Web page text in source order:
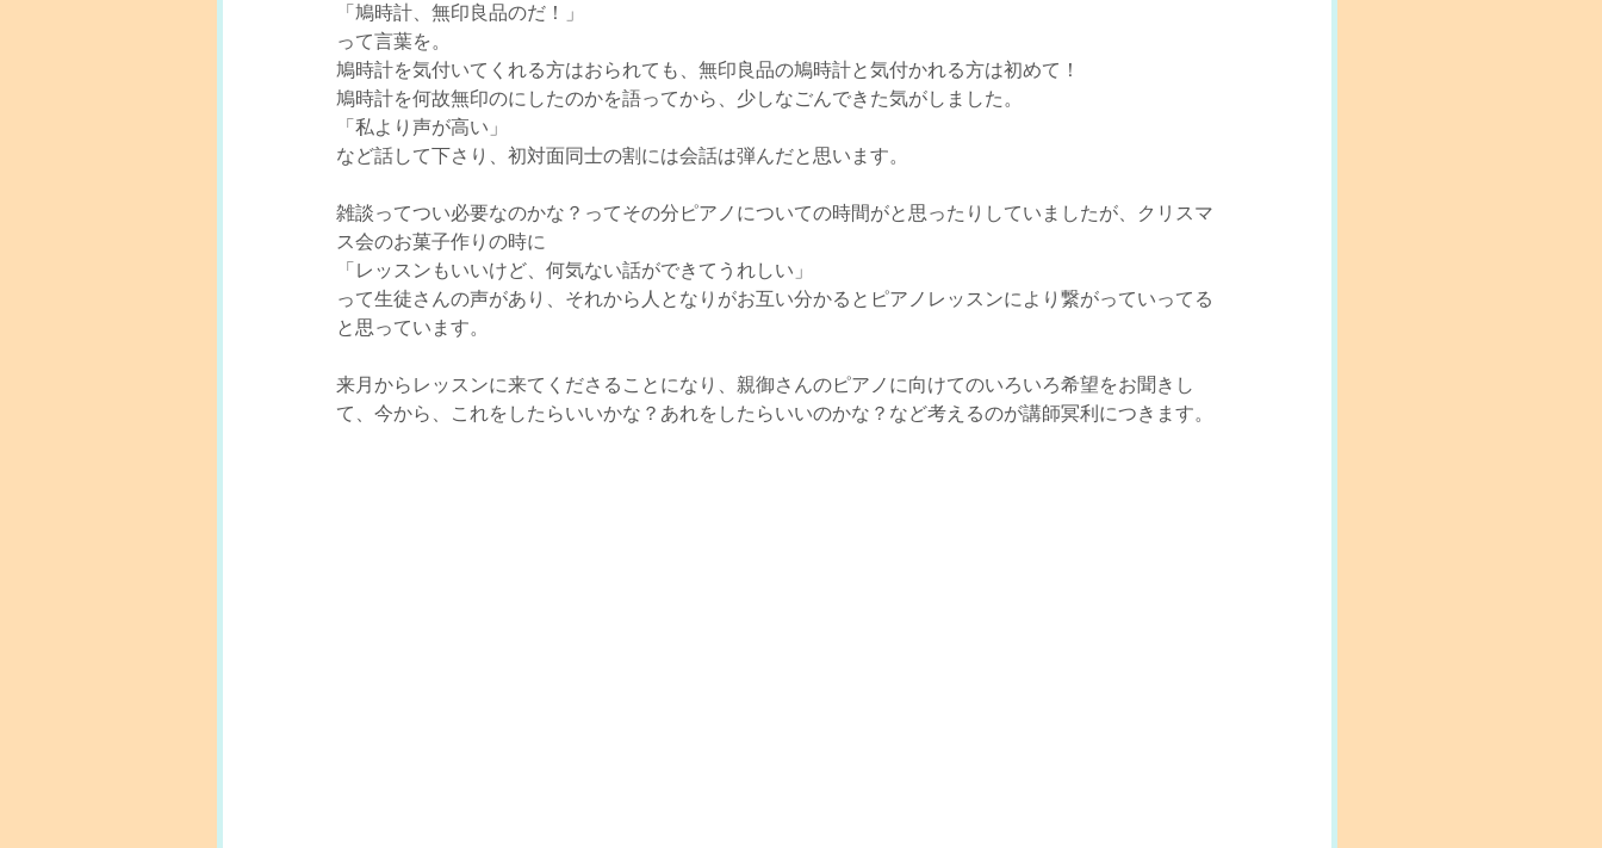
「鳩時計、無印良品のだ！」
って言葉を。
鳩時計を気付いてくれる方はおられても、無印良品の鳩時計と気付かれる方は初めて！
鳩時計を何故無印のにしたのかを語ってから、少しなごんできた気がしました。
「私より声が高い」
など話して下さり、初対面同士の割には会話は弾んだと思います。
雑談ってつい必要なのかな？ってその分ピアノについての時間がと思ったりしていましたが、クリスマ
ス会のお菓子作りの時に
「レッスンもいいけど、何気ない話ができてうれしい」
って生徒さんの声があり、それから人となりがお互い分かるとピアノレッスンにより繋がっていってる
と思っています。
来月からレッスンに来てくださることになり、親御さんのピアノに向けてのいろいろ希望をお聞きし
て、今から、これをしたらいいかな？あれをしたらいいのかな？など考えるのが講師冥利につきます。